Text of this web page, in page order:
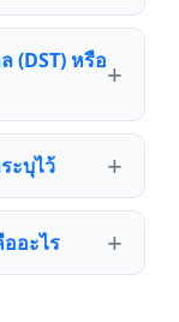
(DST) หรือ
ะบุไว้
อะไร